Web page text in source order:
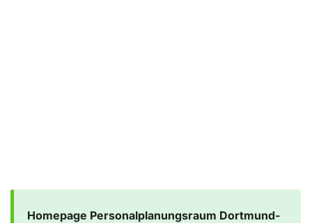
Homepage Personalplanungsraum Dortmund-